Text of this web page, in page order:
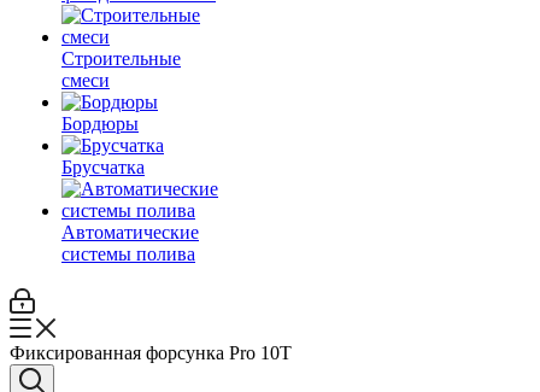
Строительные
смеси
Бордюры
Брусчатка
Автоматические
системы полива
Фиксированная форсунка Pro 10T